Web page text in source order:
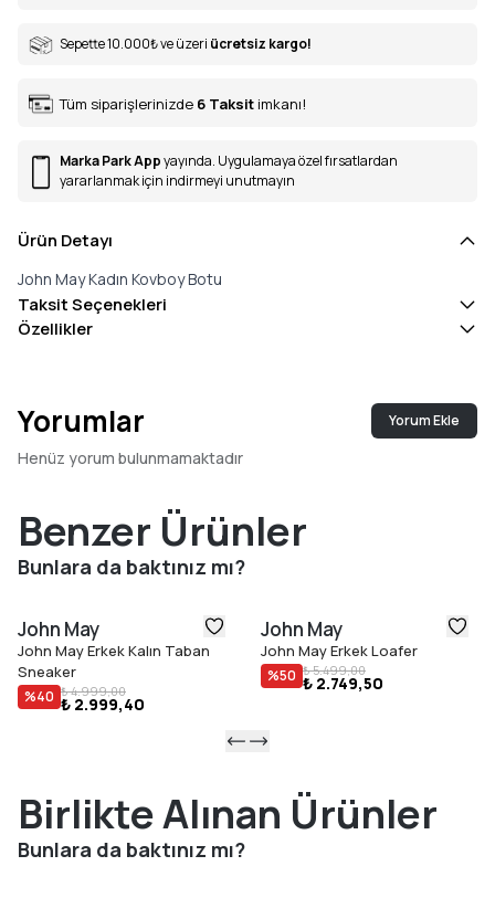
Sepette 10.000₺ve üzeri ücretsiz kargo!
Tüm siparişlerinizde 6 Taksit imkanı!
Marka Park Appyayında. Uygulamaya özel fırsatlardan
yararlanmak için indirmeyi unutmayın
Ürün Detayı
John May Kadın Kovboy Botu
Taksit Seçenekleri
Özellikler
Yorumlar Yorum Ekle
Henüz yorum bulunmamaktadır
Benzer Ürünler
Bunlara da baktınız mı?
John May
John May Erkek Kalın Taban
Sneaker
%40 ₺ 4.999,00
₺ 2.999,40
John May
John May Erkek Loafer
%50 ₺ 5.499,00
₺ 2.749,50
Birlikte Alınan Ürünler
Bunlara da baktınız mı?